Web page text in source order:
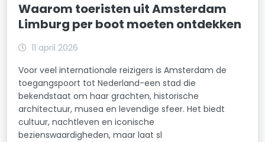
Waarom toeristen uit Amsterdam
Limburg per boot moeten ontdekken
11 april 2026
Voor veel internationale reizigers is Amsterdam de
toegangspoort tot Nederland-een stad die
bekendstaat om haar grachten, historische
architectuur, musea en levendige sfeer. Het biedt
cultuur, nachtleven en iconische
bezienswaardigheden, maar laat sl